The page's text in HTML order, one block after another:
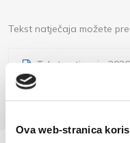
Ova web-stranica
Tekst natječaja možete
Tekst natjecaja